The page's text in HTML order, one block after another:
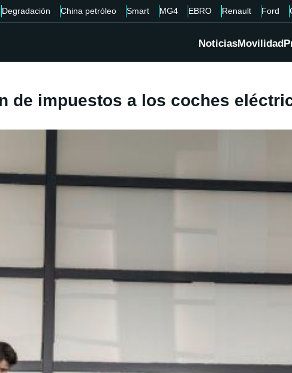
Degradación China petróleo Smart MG4 EBRO Renault Ford
NoticiasMovilidad
de impuestos a los coches